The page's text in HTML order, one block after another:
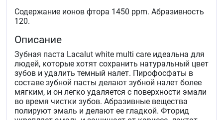
Содержание ионов фтора 1450 ppm. Абразивность
120.
Описание
Зубная паста Lacalut white multi care идеальна для
людей, которые хотят сохранить натуральный цвет
зубов и удалить темный налет. Пирофосфаты в
составе зубной пасты делают зубной налет более
мягким, и он легко удаляется с поверхности эмали
во время чистки зубов. Абразивные вещества
полируют эмаль и делают ее гладкой. Фторид